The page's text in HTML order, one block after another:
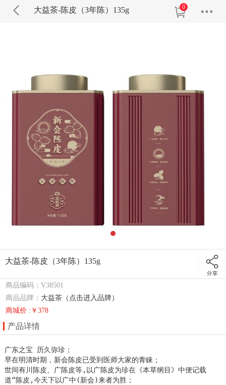
大益茶-陈皮（3年陈）135g 0
大益茶-陈皮（3年陈）135g
商品编码：V38501
商品品牌： 大益茶（点击进入品牌）
商城价 :￥378
产品详情
广东之宝 历久弥珍；
早在明清时期，新会陈皮已受到医师大家的青睐；
世间有川陈皮、广陈皮等,以广陈皮为珍在《本草纲目》中便记载
道“陈皮,今天下以广中(新会)来者为胜；